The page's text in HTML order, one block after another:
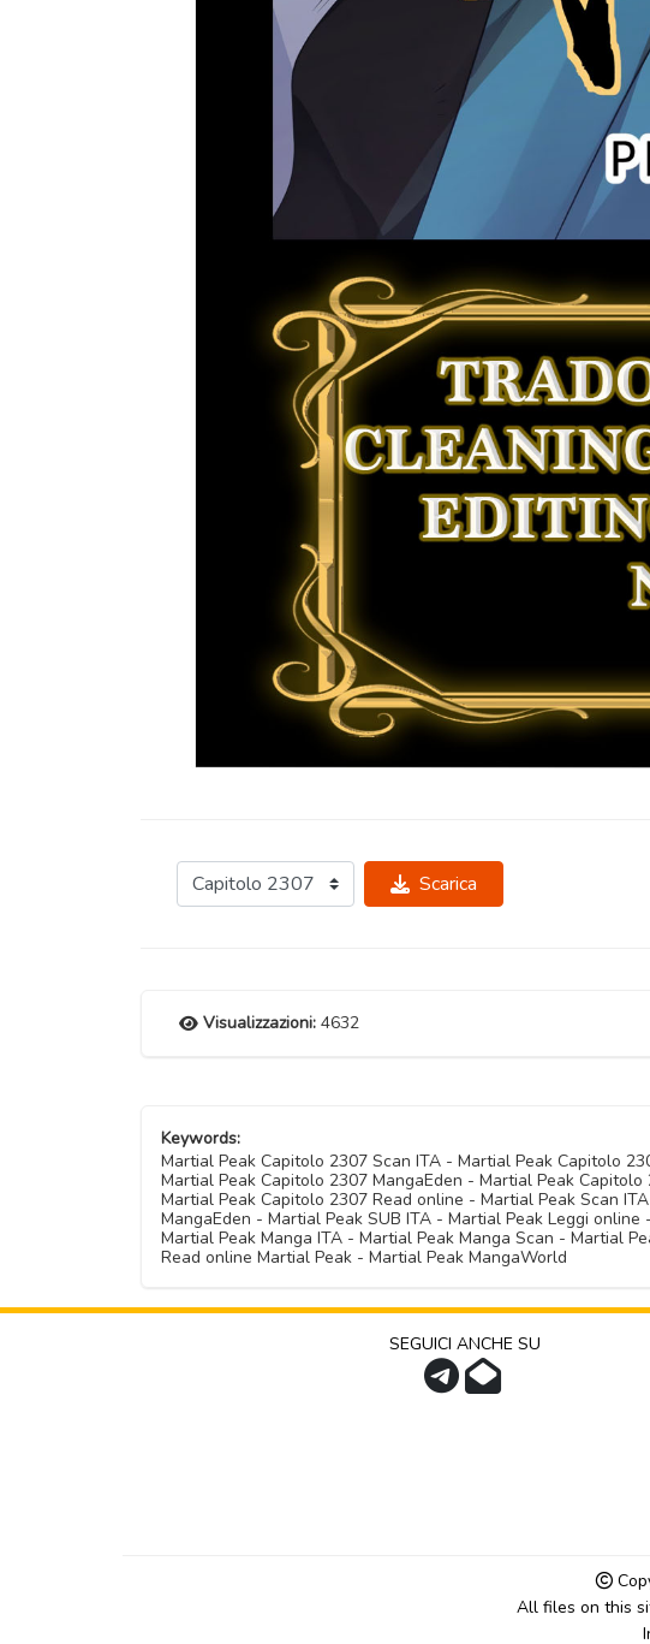
Scarica
Visualizzazioni: 4632
Keywords:
Martial Peak Capitolo 2307 Scan ITA - Martial Peak Capitolo
Martial Peak Capitolo 2307 MangaEden - Martial Peak
Martial Peak Capitolo 2307 Read online - Martial Peak Scan
MangaEden - Martial Peak SUB ITA - Martial Peak Leggi
Martial Peak Manga ITA - Martial Peak Manga Scan - Martial
Read online Martial Peak - Martial Peak MangaWorld
SEGUICI ANCHE SU
All files on this